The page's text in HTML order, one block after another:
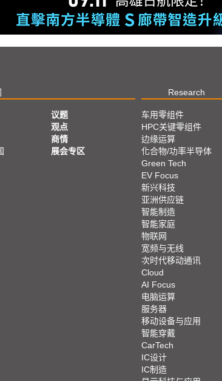
Research
议题
观点
商情
展会专区
车用零组件
HPC关键零组件
边缘运算
化合物/功率半导体
Green Tech
EV Focus
新兴科技
亚洲供应链
智能制造
智能家庭
物联网
宽频与无线
次时代移动通讯
Cloud
AI Focus
电脑运算
服务器
移动设备与应用
智能穿戴
CarTech
IC设计
IC制造